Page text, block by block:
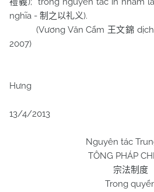
nghĩa - 制之以礼义).
(Vương Văn Cẩm 王文錦
2007)
Huỳnh
Hưng
Quy
13/4/2013
Nguyên tác
TÔNG PHÁP
宗法制度
Trong